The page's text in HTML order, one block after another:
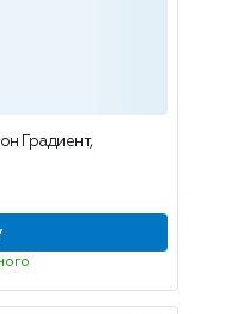
Градиент,